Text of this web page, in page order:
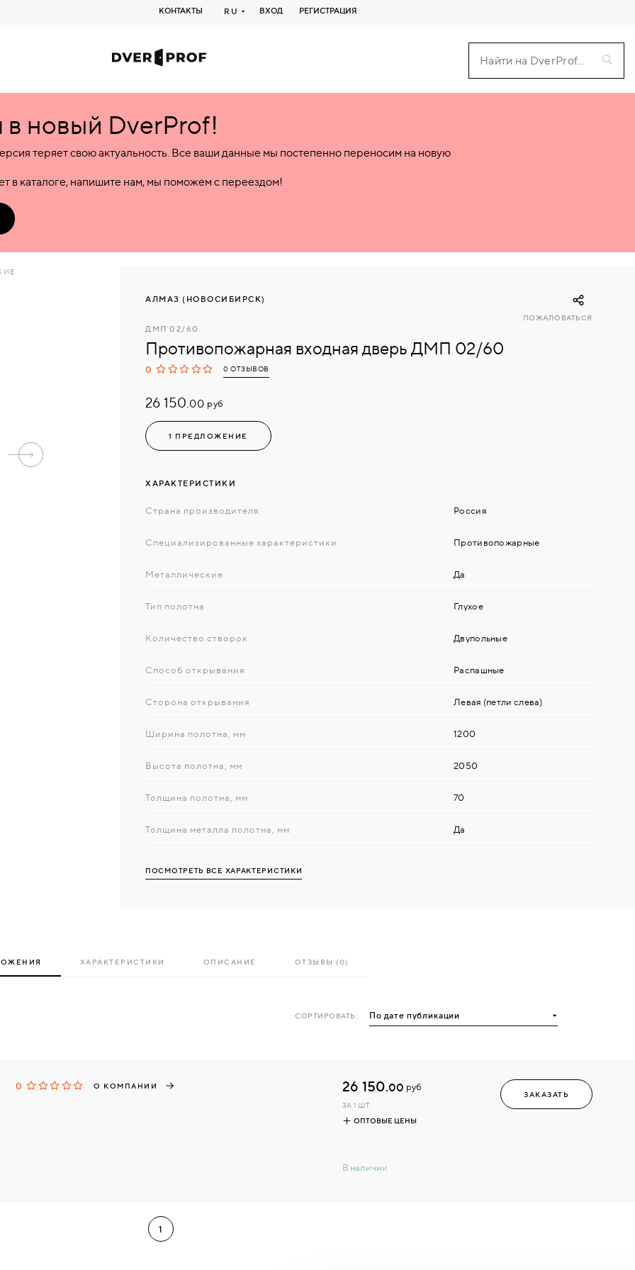
КОНТАКТЫ RU ВХОД РЕГИСТРАЦИЯ
новый DverProf!
теряет свою актуальность. Все ваши данные мы постепенно переносим на новую
в каталоге, напишите нам, мы поможем с переездом!
АЛМАЗ (НОВОСИБИРСК)
ДМП 02/60
Противопожарная входная дверь ДМП 02/60
0 0 ОТЗЫВОВ
26 150.00руб
1 ПРЕДЛОЖЕНИЕ
ПОЖАЛОВАТЬСЯ
ХАРАКТЕРИСТИКИ
Страна производителя Россия
Специализированные характеристики Противопожарные
Металлические Да
Тип полотна Глухое
Количество створок Двупольные
Способ открывания Распашные
Сторона открывания Левая (петли слева)
Ширина полотна, мм 1200
Высота полотна, мм 2050
Толщина полотна, мм 70
Толщина металла полотна, мм Да
ПОСМОТРЕТЬ ВСЕ ХАРАКТЕРИСТИКИ
ХАРАКТЕРИСТИКИ ОПИСАНИЕ ОТЗЫВЫ (0)
СОРТИРОВАТЬ:
0 О КОМПАНИИ
В наличии
26 150.00 руб
ЗА 1 ШТ.
ОПТОВЫЕ ЦЕНЫ
ЗАКАЗАТЬ
1